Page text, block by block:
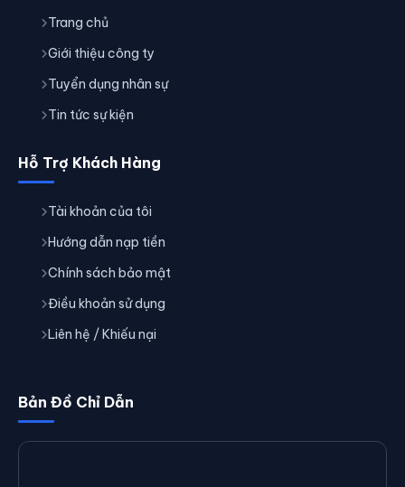
Trang chủ
Giới thiệu công ty
Tuyển dụng nhân sự
Tin tức sự kiện
Hỗ Trợ Khách Hàng
Tài khoản của tôi
Hướng dẫn nạp tiền
Chính sách bảo mật
Điều khoản sử dụng
Liên hệ / Khiếu nại
Bản Đồ Chỉ Dẫn